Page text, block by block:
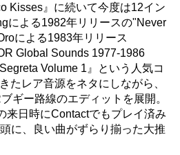
Kisses』に続いて今度は12イン
による1982年リリースの"Never
による1983年リリース
Global Sounds 1977-1986
Volume 1』という人気コ
たレア音源をネタにしながら、
ギー路線のエディットを展開。
来日時にContactでもプレイ済み
に、良い曲がずらり揃った大推